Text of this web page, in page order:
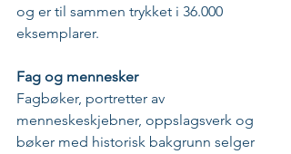
og er til sammen trykket i 36.000
eksemplarer.
Fag og mennesker
Fagbøker, portretter av
menneskeskjebner, oppslagsverk og
bøker med historisk bakgrunn selger